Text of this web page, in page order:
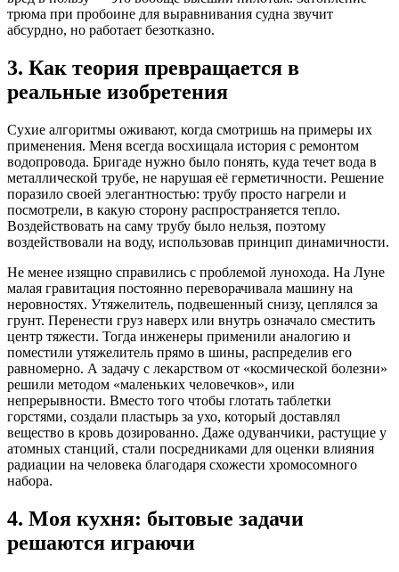
трюма при пробоине для выравнивания судна звучит
абсурдно, но работает безотказно.
3. Как теория превращается в
реальные изобретения
Сухие алгоритмы оживают, когда смотришь на примеры их
применения. Меня всегда восхищала история с ремонтом
водопровода. Бригаде нужно было понять, куда течет вода в
металлической трубе, не нарушая её герметичности. Решение
поразило своей элегантностью: трубу просто нагрели и
посмотрели, в какую сторону распространяется тепло.
Воздействовать на саму трубу было нельзя, поэтому
воздействовали на воду, использовав принцип динамичности.
Не менее изящно справились с проблемой лунохода. На Луне
малая гравитация постоянно переворачивала машину на
неровностях. Утяжелитель, подвешенный снизу, цеплялся за
грунт. Перенести груз наверх или внутрь означало сместить
центр тяжести. Тогда инженеры применили аналогию и
поместили утяжелитель прямо в шины, распределив его
равномерно. А задачу с лекарством от «космической болезни»
решили методом «маленьких человечков», или
непрерывности. Вместо того чтобы глотать таблетки
горстями, создали пластырь за ухо, который доставлял
вещество в кровь дозированно. Даже одуванчики, растущие у
атомных станций, стали посредниками для оценки влияния
радиации на человека благодаря схожести хромосомного
набора.
4. Моя кухня: бытовые задачи
решаются играючи